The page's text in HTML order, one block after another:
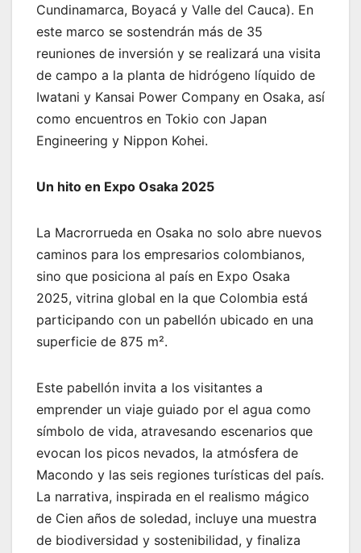
Cundinamarca, Boyacá y Valle del Cauca). En
este marco se sostendrán más de 35
reuniones de inversión y se realizará una visita
de campo a la planta de hidrógeno líquido de
Iwatani y Kansai Power Company en Osaka, así
como encuentros en Tokio con Japan
Engineering y Nippon Kohei.
Un hito en Expo Osaka 2025
La Macrorrueda en Osaka no solo abre nuevos
caminos para los empresarios colombianos,
sino que posiciona al país en Expo Osaka
2025, vitrina global en la que Colombia está
participando con un pabellón ubicado en una
superficie de 875 m².
Este pabellón invita a los visitantes a
emprender un viaje guiado por el agua como
símbolo de vida, atravesando escenarios que
evocan los picos nevados, la atmósfera de
Macondo y las seis regiones turísticas del país.
La narrativa, inspirada en el realismo mágico
de Cien años de soledad, incluye una muestra
de biodiversidad y sostenibilidad, y finaliza